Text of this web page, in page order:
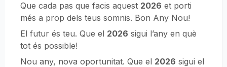
Que cada pas que facis aquest 2026 et porti
més a prop dels teus somnis. Bon Any Nou!
El futur és teu. Que el 2026 sigui l’any en què
tot és possible!
Nou any, nova oportunitat. Que el 2026 sigui el